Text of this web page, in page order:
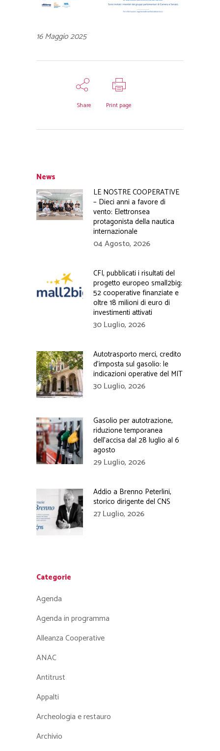
16 Maggio 2025
Share Print page
News
LE NOSTRE COOPERATIVE
– Dieci anni a favore di
vento: Elettronsea
protagonista della nautica
internazionale
04 Agosto, 2026
CFI, pubblicati i risultati del
progetto europeo small2big:
52 cooperative finanziate e
oltre 18 milioni di euro di
investimenti attivati
30 Luglio, 2026
Autotrasporto merci, credito
d’imposta sul gasolio: le
indicazioni operative del MIT
30 Luglio, 2026
Gasolio per autotrazione,
riduzione temporanea
dell’accisa dal 28 luglio al 6
agosto
29 Luglio, 2026
Addio a Brenno Peterlini,
storico dirigente del CNS
27 Luglio, 2026
Categorie
Agenda
Agenda in programma
Alleanza Cooperative
ANAC
Antitrust
Appalti
Archeologia e restauro
Archivio